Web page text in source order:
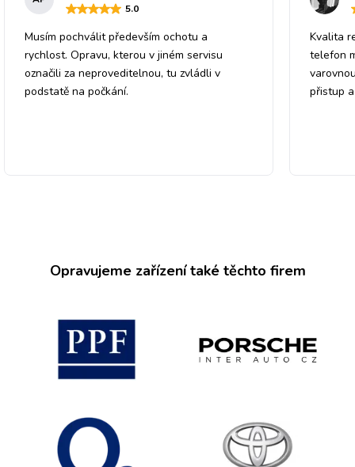
5.0
Musím pochválit především ochotu a
rychlost. Opravu, kterou v jiném servisu
označili za neproveditelnou, tu zvládli v
podstatě na počkání.
Kvalita
telefon
přistup
Opravujeme zařízení také těchto firem